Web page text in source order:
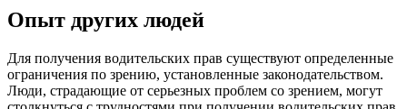
Опыт других людей
Для получения водительских прав существуют определенные
ограничения по зрению, установленные законодательством.
Люди, страдающие от серьезных проблем со зрением, могут